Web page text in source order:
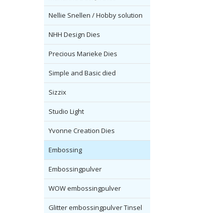
Nellie Snellen / Hobby solution
NHH Design Dies
Precious Marieke Dies
Simple and Basic died
Sizzix
Studio Light
Yvonne Creation Dies
Embossing
Embossingpulver
WOW embossingpulver
Glitter embossingpulver Tinsel